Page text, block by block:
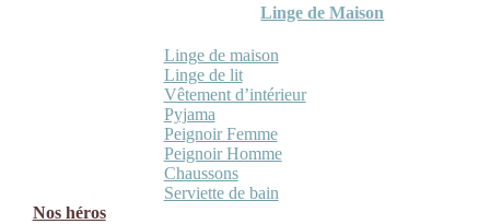
Linge de Maison
Linge de maison
Linge de lit
Vêtement d’intérieur
Pyjama
Peignoir Femme
Peignoir Homme
Chaussons
Serviette de bain
Nos héros